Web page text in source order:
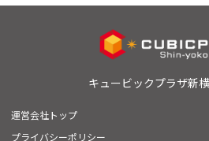
キュービックプラザ新
運営会社トップ
プライバシーポリシー